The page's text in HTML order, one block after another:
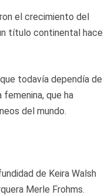
el crecimiento del
título continental hace
todavía dependía de
que ha
del mundo.
de Keira Walsh
Merle Frohms.